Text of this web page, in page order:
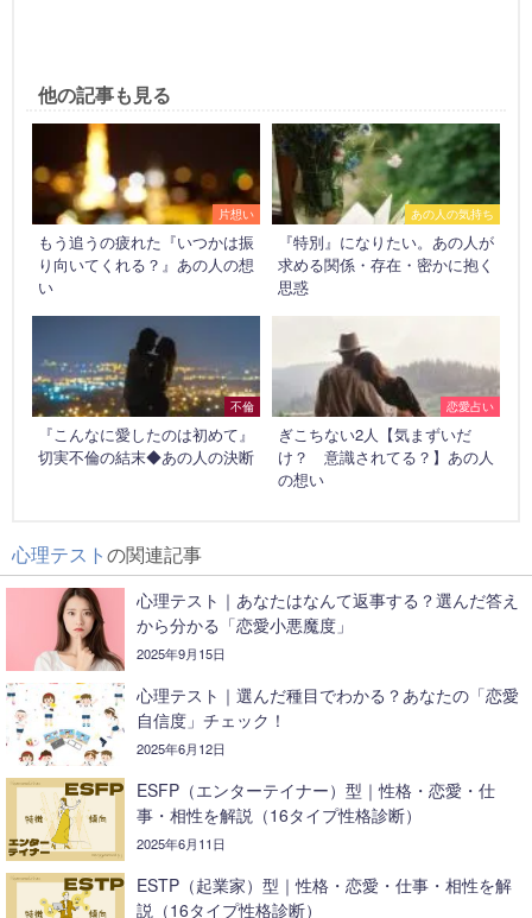
他の記事も見る
片想い
もう追うの疲れた『いつかは振
り向いてくれる？』あの人の想
い
あの人の気持ち
『特別』になりたい。あの人が
求める関係・存在・密かに抱く
思惑
不倫
『こんなに愛したのは初めて』
切実不倫の結末◆あの人の決断
恋愛占い
ぎこちない2人【気まずいだ
け？ 意識されてる？】あの人
の想い
心理テストの関連記事
心理テスト｜あなたはなんて返事する？選んだ答え
から分かる「恋愛小悪魔度」
2025年9月15日
心理テスト｜選んだ種目でわかる？あなたの「恋愛
自信度」チェック！
2025年6月12日
ESFP（エンターテイナー）型｜性格・恋愛・仕
事・相性を解説（16タイプ性格診断）
2025年6月11日
ESTP（起業家）型｜性格・恋愛・仕事・相性を解
説（16タイプ性格診断）